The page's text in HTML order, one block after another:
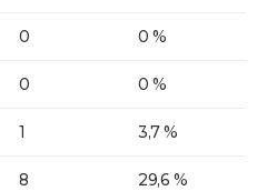
0 0 %
0 0 %
1 3,7 %
8 29,6 %